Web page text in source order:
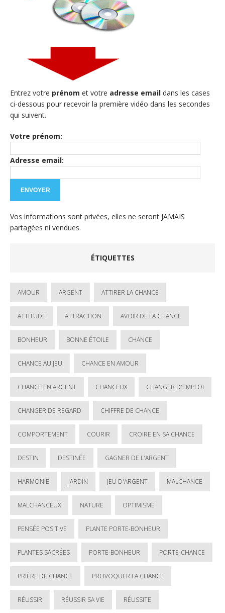
Entrez votre prénom et votre adresse email dans les cases
ci-dessous pour recevoir la première vidéo dans les secondes
qui suivent.
Votre prénom:
Adresse email:
Vos informations sont privées, elles ne seront JAMAIS
partagées ni vendues.
ÉTIQUETTES
AMOUR ARGENT ATTIRER LA CHANCE
ATTITUDE ATTRACTION AVOIR DE LA CHANCE
BONHEUR BONNE ÉTOILE CHANCE
CHANCE AU JEU CHANCE EN AMOUR
CHANCE EN ARGENT CHANCEUX CHANGER D'EMPLOI
CHANGER DE REGARD CHIFFRE DE CHANCE
COMPORTEMENT COURIR CROIRE EN SA CHANCE
DESTIN DESTINÉE GAGNER DE L'ARGENT
HARMONIE JARDIN JEU D'ARGENT MALCHANCE
MALCHANCEUX NATURE OPTIMISME
PENSÉE POSITIVE PLANTE PORTE-BONHEUR
PLANTES SACRÉES PORTE-BONHEUR PORTE-CHANCE
PRIÈRE DE CHANCE PROVOQUER LA CHANCE
RÉUSSIR RÉUSSIR SA VIE RÉUSSITE